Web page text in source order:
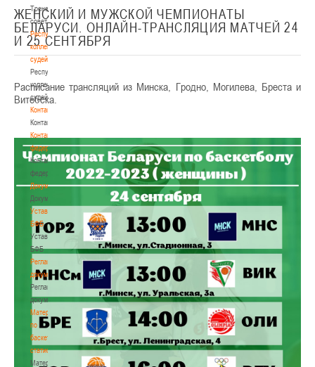
Тренерский
совет
Республиканская
коллегия
судей
Республиканская
коллегия
судей
Контакты
Контакты
Контакты
федерации
Контакты
федерации
Документы
Документы
Устав
БФБ
Устав
БФБ
Регламентирующие
документы
Регламентирующие
документы
Материалы
по
баскетбольной
статистике
Материалы
ЖЕНСКИЙ И МУЖСКОЙ ЧЕМПИОНАТЫ
БЕЛАРУСИ. ОНЛАЙН-ТРАНСЛЯЦИЯ МАТЧЕЙ 24
И 25 СЕНТЯБРЯ
Расписание трансляций из Минска, Гродно, Могилева, Бреста и
Витебска.